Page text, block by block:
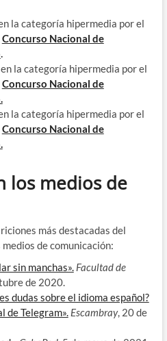
la categoría hipermedia por el
Concurso Nacional de
.
la categoría hipermedia por el
Concurso Nacional de
la categoría hipermedia por el
Concurso Nacional de
los medios de
más destacadas del
de comunicación:
sin manchas». Facultad de
de 2020.
dudas sobre el idioma español?
de Telegram». Escambray, 20 de